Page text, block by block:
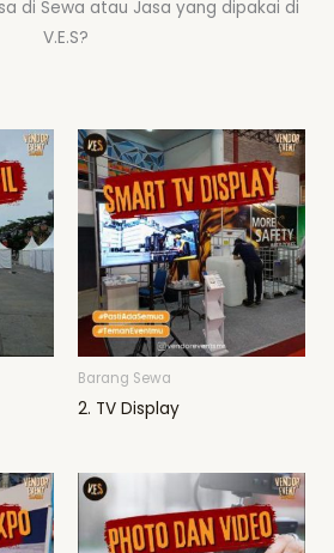
di Sewa atau Jasa yang dipakai di
V.E.S?
Barang Sewa
2. TV Display